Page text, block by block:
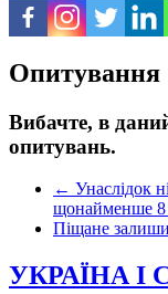
Опитування
Вибачте, в
опитувань.
← Унаслідок
щонайменше 8
Піщане
УКРАЇНА І